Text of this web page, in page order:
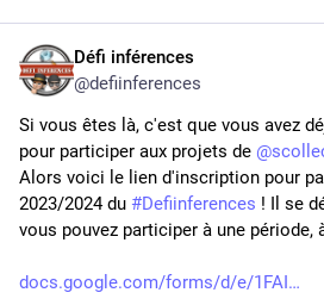
Défi inférences
@defiinferences
Si vous êtes là, c'est que vous avez
pour participer aux projets de @
Alors voici le lien d'inscription pour
2023/2024 du #Defiinferences ! Il se
vous pouvez participer à une période,
docs.google.com/forms/d/e/1FAI